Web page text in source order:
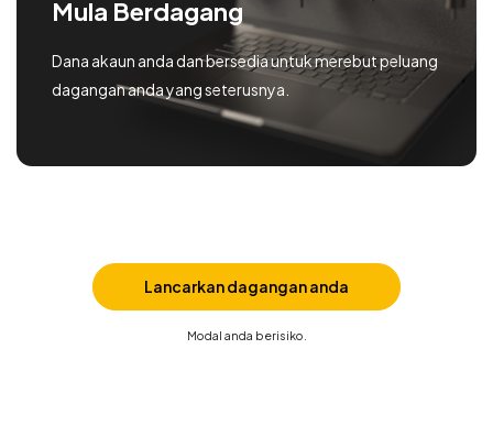
Mula Berdagang
Dana akaun anda dan bersedia untuk merebut peluang
dagangan anda yang seterusnya.
Lancarkan dagangan anda
Modal anda berisiko.